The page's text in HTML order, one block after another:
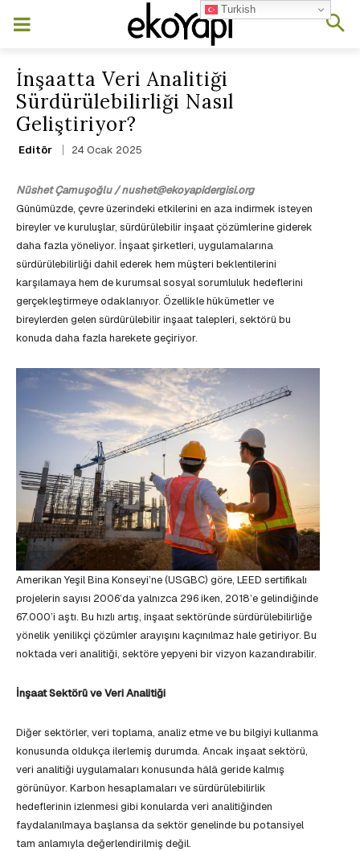
İnşaatta Veri Analitiği
Sürdürülebilirliği Nasıl
Geliştiriyor?
Editör 24 Ocak 2025
Nüshet Çamuşoğlu / nushet@ekoyapidergisi.org
Günümüzde, çevre üzerindeki etkilerini en aza indirmek isteyen
bireyler ve kuruluşlar, sürdürülebilir inşaat çözümlerine giderek
daha fazla yöneliyor. İnşaat şirketleri, uygulamalarına
sürdürülebilirliği dahil ederek hem müşteri beklentilerini
karşılamaya hem de kurumsal sosyal sorumluluk hedeflerini
gerçekleştirmeye odaklanıyor. Özellikle hükümetler ve
bireylerden gelen sürdürülebilir inşaat talepleri, sektörü bu
konuda daha fazla harekete geçiriyor.
Amerikan Yeşil Bina Konseyi’ne (USGBC) göre, LEED sertifikalı
projelerin sayısı 2006’da yalnızca 296 iken, 2018’e gelindiğinde
67.000’i aştı. Bu hızlı artış, inşaat sektöründe sürdürülebilirliğe
yönelik yenilikçi çözümler arayışını kaçınılmaz hale getiriyor. Bu
noktada veri analitiği, sektöre yepyeni bir vizyon kazandırabilir.
İnşaat Sektörü ve Veri Analitiği
Diğer sektörler, veri toplama, analiz etme ve bu bilgiyi kullanma
konusunda oldukça ilerlemiş durumda. Ancak inşaat sektörü,
veri analitiği uygulamaları konusunda hâlâ geride kalmış
görünüyor. Karbon hesaplamaları ve sürdürülebilirlik
hedeflerinin izlenmesi gibi konularda veri analitiğinden
faydalanılmaya başlansa da sektör genelinde bu potansiyel
tam anlamıyla değerlendirilmiş değil.
Turkish